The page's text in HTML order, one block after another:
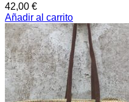
42,00 €
Añadir al carrito